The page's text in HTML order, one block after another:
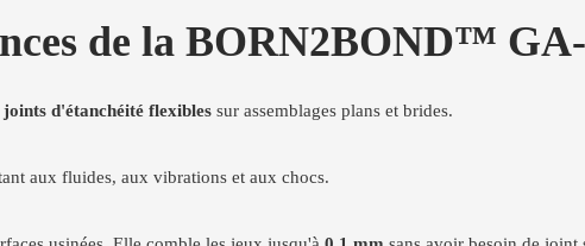
de la BORN2BOND™
joints d'étanchéité flexibles sur assemblages plans et brides.
aux fluides, aux vibrations et aux chocs.